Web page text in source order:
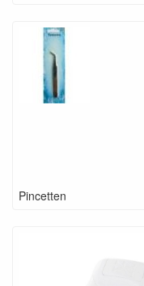
Pincetten